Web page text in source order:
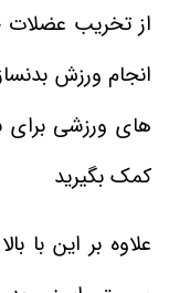
از تخریب عضلات
انجام ورزش
های ورزشی برای
کمک بگیرید
علاوه بر این با